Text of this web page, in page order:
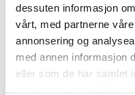
dessuten informasjon
vårt, med partnerne
annonsering og
med annen informasjon
eller som de har samlet
mora hadde
fattigvesenet –
flere ydmykelser
en tautrekking